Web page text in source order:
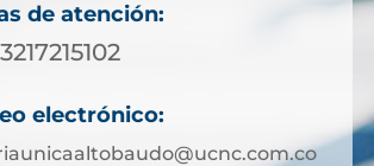
de atención:
electrónico: